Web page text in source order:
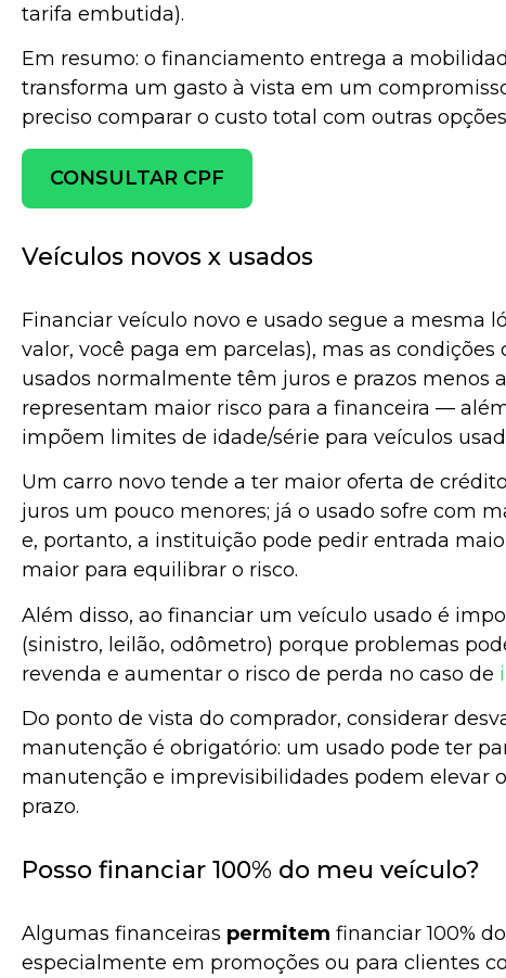
tarifa embutida).
Em resumo: o financiamento entrega a
transforma um gasto à vista em um
preciso comparar o custo total com outras
CONSULTAR CPF
Veículos novos x usados
Financiar veículo novo e usado segue a mesma
valor, você paga em parcelas), mas as
usados normalmente têm juros e prazos menos
representam maior risco para a financeira —
impõem limites de idade/série para veículos
Um carro novo tende a ter maior oferta de
juros um pouco menores; já o usado sofre com
e, portanto, a instituição pode pedir entrada
maior para equilibrar o risco.
Além disso, ao financiar um veículo usado é
(sinistro, leilão, odômetro) porque problemas
revenda e aumentar o risco de perda no caso de
Do ponto de vista do comprador, considerar
manutenção é obrigatório: um usado pode ter
manutenção e imprevisibilidades podem elevar
prazo.
Posso financiar 100% do meu veículo?
Algumas financeiras permitem financiar 100%
especialmente em promoções ou para clientes